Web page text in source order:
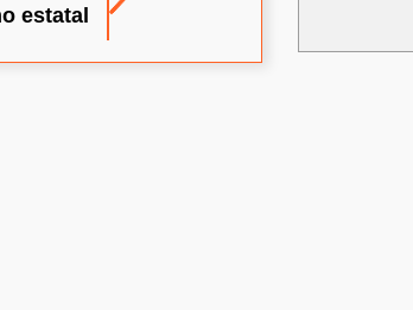
estatal